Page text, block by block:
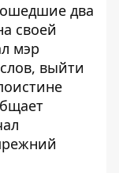
два
своей
мэр
выйти